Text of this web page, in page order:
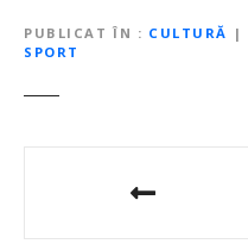
PUBLICAT ÎN CULTURĂ |
SPORT